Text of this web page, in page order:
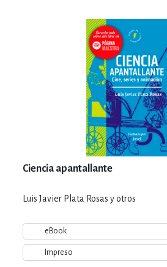
Ciencia apantallante
Luis Javier Plata Rosas y otros
eBook
Impreso